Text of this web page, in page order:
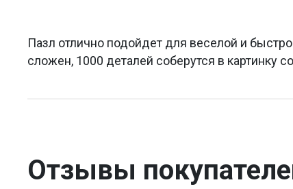
Пазл отлично подойдет для веселой и
сложен, 1000 деталей соберутся в картинку
Отзывы